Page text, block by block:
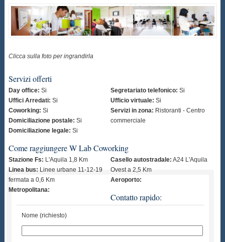
Clicca sulla foto per ingrandirla
Servizi offerti
Day office: Si
Uffici Arredati: Si
Coworking: Si
Domiciliazione postale: Si
Domiciliazione legale: Si
Segretariato telefonico: Si
Ufficio virtuale: Si
Servizi in zona: Ristoranti - Centro
commerciale
Come raggiungere W Lab Coworking
Stazione Fs: L'Aquila 1,8 Km
Linea bus: Linee urbane 11-12-19
fermata a 0,6 Km
Metropolitana:
Casello autostradale: A24 L'Aquila
Ovest a 2,5 Km
Aeroporto:
Contatto rapido:
Nome (richiesto)